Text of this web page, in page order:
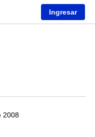
Ingresar
2008